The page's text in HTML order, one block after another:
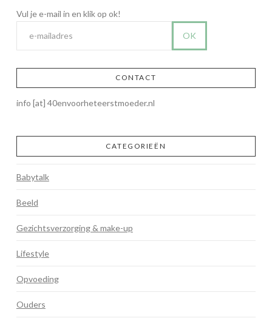
CONTACT
info [at] 40envoorheteerstmoeder.nl
CATEGORIEËN
Babytalk
Beeld
Gezichtsverzorging & make-up
Lifestyle
Opvoeding
Ouders